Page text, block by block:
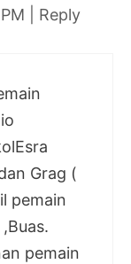
Reply
Grag (
pemain
pemain